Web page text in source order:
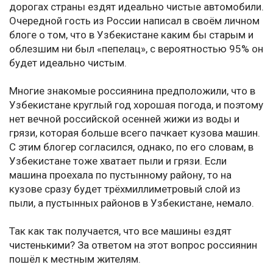
дорогах страны ездят идеально чистые автомобили.
Очередной гость из России написал в своём личном
блоге о том, что в Узбекистане каким бы старым и
облезшим ни был «пепелац», с вероятностью 95% он
будет идеально чистым.
Многие знакомые россиянина предположили, что в
Узбекистане круглый год хорошая погода, и поэтому
нет вечной российской осенней жижи из воды и
грязи, которая больше всего пачкает кузова машин.
С этим блогер согласился, однако, по его словам, в
Узбекистане тоже хватает пыли и грязи. Если
машина проехала по пустынному району, то на
кузове сразу будет трёхмиллиметровый слой из
пыли, а пустынных районов в Узбекистане, немало.
Так как так получается, что все машины ездят
чистенькими? За ответом на этот вопрос россиянин
пошёл к местным жителям.